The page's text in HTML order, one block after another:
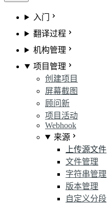
入门
翻译过程
机构管理
项目管理
创建项目
屏幕截图
顾问新
项目活动
Webhook
来源
上传源文件
文件管理
字符串管理
版本管理
自定义分段